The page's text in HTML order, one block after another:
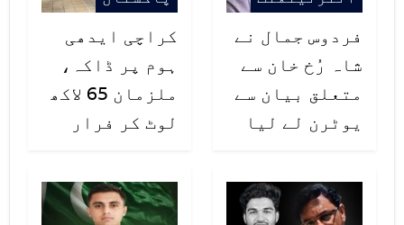
فردوس جمال نے
شاہ رُخ خان سے
متعلق بیان سے
یوٹرن لے لیا
کراچی ایدھی
ہوم پر ڈاکہ،
ملزمان 65 لاکھ
لوٹ کر فرار